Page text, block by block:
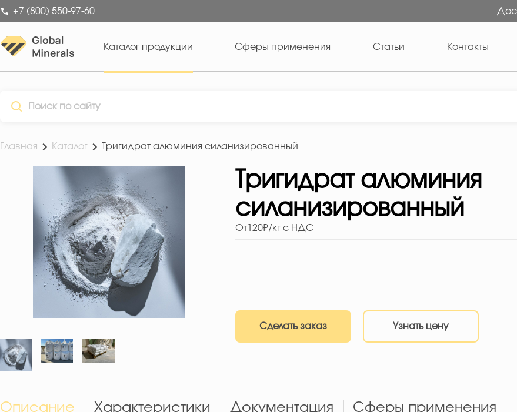
+7 (800) 550-97-60
Каталог продукции Сферы применения Статьи Контакты
Главная Каталог Тригидрат алюминия силанизированный
Тригидрат алюминия
силанизированный
От 120₽/кг с НДС
Сделать заказ Узнать цену
Описание Характеристики Документация Сферы применения